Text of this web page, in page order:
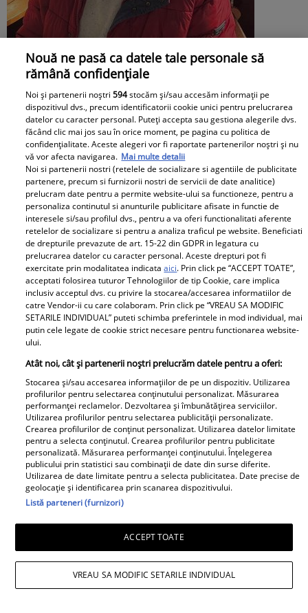
Irinel Columbeanu, răsfățat la azilul din
Ghermănești. Ce primește fostul
milionar de la directorul căminului:
„Văd cât de mult se bucură”
Proiecte speciale
Peste 100 de pensionari români
au dispărut în fiecare zi, în
primele 6 luni ale anului 2026.
Topul celor mai afectate județe
Un vecin instruit poate salva o
viață. Vezi despre ce e vorba
Libertatea.ro
Cât costă un litru de benzină și
motorină, marți, 21 iulie 2026, în
București, Iași, Cluj-Napoca,
Timișoara și Constanța
Nouă ne pasă ca datele tale personale să
rămână confidențiale
Noi și partenerii noștri594stocăm și/sau accesăm informații pe
dispozitivul dvs., precum identificatorii cookie unici pentru prelucrarea
datelor cu caracter personal. Puteți accepta sau gestiona alegerile dvs.
făcând clic mai jos sau în orice moment, pe pagina cu politica de
confidențialitate. Aceste alegeri vor fi raportate partenerilor noștri și nu
vă vor afecta navigarea. Mai multe detalii
Noi si partenerii nostri (retelele de socializare si agentiile de publicitate
partenere, precum si furnizorii nostri de servicii de date analitice)
prelucram date pentru a permite website-ului sa functioneze, pentru a
personaliza continutul si anunturile publicitare afisate in functie de
interesele si/sau profilul dvs., pentru a va oferi functionalitati aferente
retelelor de socializare si pentru a analiza traficul pe website. Beneficiati
de drepturile prevazute de art. 15-22 din GDPR in legatura cu
prelucrarea datelor cu caracter personal. Aceste drepturi pot fi
exercitate prin modalitatea indicataaici. Prin click pe “ACCEPT TOATE”,
acceptati folosirea tuturor Tehnologiilor de tip Cookie, care implica
inclusiv acceptul dvs. cu privire la stocarea/accesarea informatiilor de
catre Vendor-ii cu care colaboram. Prin click pe “VREAU SA MODIFIC
SETARILE INDIVIDUAL” puteti schimba preferintele in mod individual, mai
putin cele legate de cookie strict necesare pentru functionarea website-
ului.
Atât noi, cât și partenerii noștri prelucrăm datele pentru a oferi:
Stocarea și/sau accesarea informațiilor de pe un dispozitiv. Utilizarea
profilurilor pentru selectarea conținutului personalizat. Măsurarea
performanței reclamelor. Dezvoltarea și îmbunătățirea serviciilor.
Utilizarea profilurilor pentru selectarea publicității personalizate.
Crearea profilurilor de conținut personalizat. Utilizarea datelor limitate
pentru a selecta conținutul. Crearea profilurilor pentru publicitate
personalizată. Măsurarea performanței conținutului. Înțelegerea
publicului prin statistici sau combinații de date din surse diferite.
Utilizarea de date limitate pentru a selecta publicitatea. Date precise de
geolocație și identificarea prin scanarea dispozitivului.
Listă parteneri (furnizori)
ACCEPT TOATE
VREAU SA MODIFIC SETARILE INDIVIDUAL